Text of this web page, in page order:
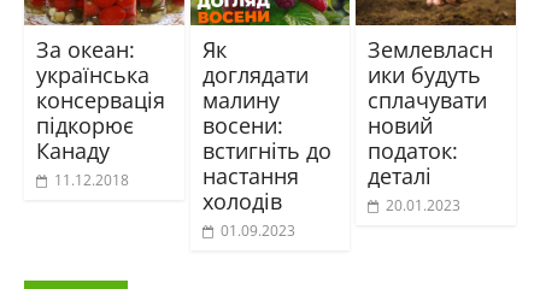
За океан:
українська
консервація
підкорює
Канаду
11.12.2018
Як
доглядати
малину
восени:
встигніть до
настання
холодів
01.09.2023
Землевласн
ики будуть
сплачувати
новий
податок:
деталі
20.01.2023